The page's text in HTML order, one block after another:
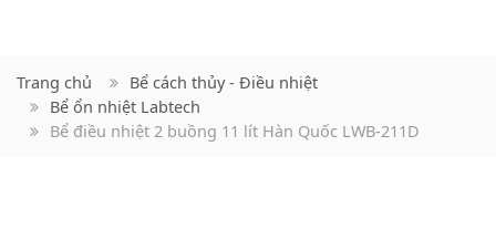
Trang chủ
Bể cách thủy - Điều nhiệt
Bể ổn nhiệt Labtech
Bể điều nhiệt 2 buồng 11 lít Hàn Quốc LWB-211D